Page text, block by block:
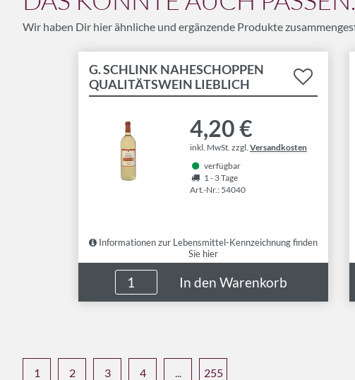
Wir haben Dir hier ähnliche und ergänzende Produkte
G. SCHLINK NAHESCHOPPEN
QUALITÄTSWEIN LIEBLICH
4,20 €
inkl. MwSt. zzgl. Versandkosten
verfügbar
1 - 3 Tage
Art.-Nr.: 54040
Informationen zur Lebensmittel-Kennzeichnung finden
Sie hier
1 2 3 4 ... 255